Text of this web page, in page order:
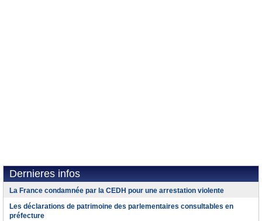
Dernieres infos
La France condamnée par la CEDH pour une arrestation violente
Les déclarations de patrimoine des parlementaires consultables en
préfecture